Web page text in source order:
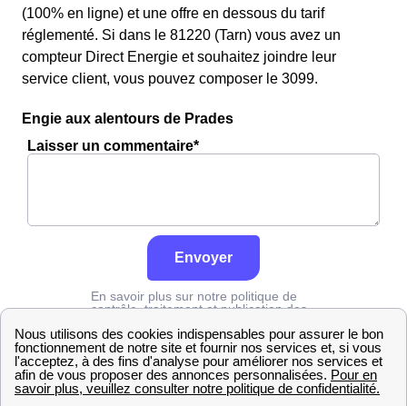
(100% en ligne) et une offre en dessous du tarif
réglementé. Si dans le 81220 (Tarn) vous avez un
compteur Direct Energie et souhaitez joindre leur
service client, vous pouvez composer le 3099.
Engie aux alentours de Prades
Laisser un commentaire*
Envoyer
En savoir plus sur notre politique de
contrôle, traitement et publication des
Engie Tarn Prades